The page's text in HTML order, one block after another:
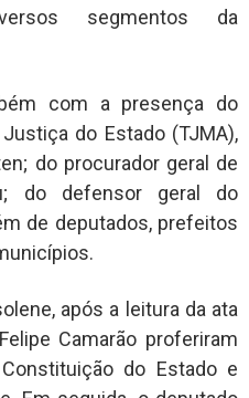
segmentos da
com a presença do
do Estado (TJMA),
do procurador geral de
do defensor geral do
de deputados, prefeitos
após a leitura da ata
Camarão proferiram
do Estado e